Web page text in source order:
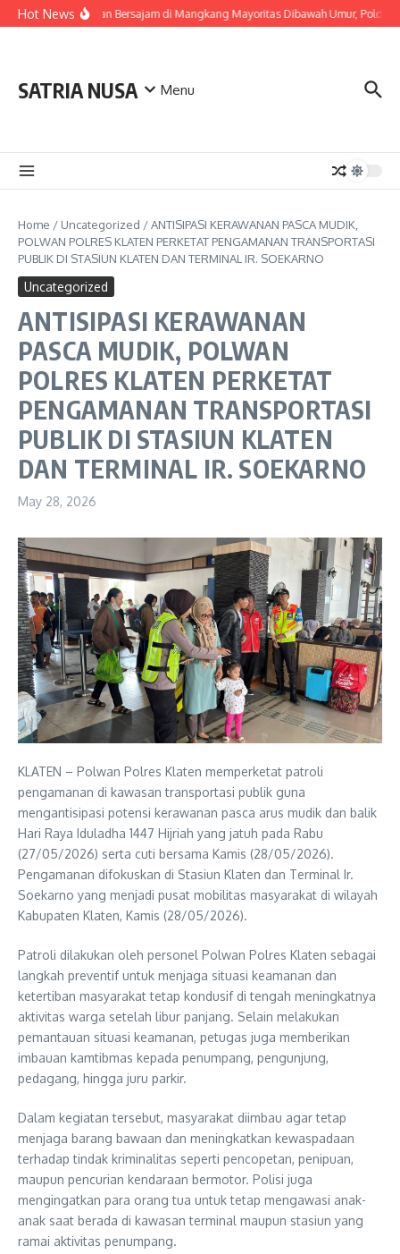
Skip to content
Hot News
Pelaku Tawuran Bersajam di Mangkang Mayoritas Dibawah Umur, Polda
SATRIA NUSA Menu
Home / Uncategorized /ANTISIPASI KERAWANAN PASCA MUDIK,
POLWAN POLRES KLATEN PERKETAT PENGAMANAN TRANSPORTASI
PUBLIK DI STASIUN KLATEN DAN TERMINAL IR. SOEKARNO
Uncategorized
ANTISIPASI KERAWANAN
PASCA MUDIK, POLWAN
POLRES KLATEN PERKETAT
PENGAMANAN TRANSPORTASI
PUBLIK DI STASIUN KLATEN
DAN TERMINAL IR. SOEKARNO
May 28, 2026
KLATEN – Polwan Polres Klaten memperketat patroli
pengamanan di kawasan transportasi publik guna
mengantisipasi potensi kerawanan pasca arus mudik dan balik
Hari Raya Iduladha 1447 Hijriah yang jatuh pada Rabu
(27/05/2026) serta cuti bersama Kamis (28/05/2026).
Pengamanan difokuskan di Stasiun Klaten dan Terminal Ir.
Soekarno yang menjadi pusat mobilitas masyarakat di wilayah
Kabupaten Klaten, Kamis (28/05/2026).
Patroli dilakukan oleh personel Polwan Polres Klaten sebagai
langkah preventif untuk menjaga situasi keamanan dan
ketertiban masyarakat tetap kondusif di tengah meningkatnya
aktivitas warga setelah libur panjang. Selain melakukan
pemantauan situasi keamanan, petugas juga memberikan
imbauan kamtibmas kepada penumpang, pengunjung,
pedagang, hingga juru parkir.
Dalam kegiatan tersebut, masyarakat diimbau agar tetap
menjaga barang bawaan dan meningkatkan kewaspadaan
terhadap tindak kriminalitas seperti pencopetan, penipuan,
maupun pencurian kendaraan bermotor. Polisi juga
mengingatkan para orang tua untuk tetap mengawasi anak-
anak saat berada di kawasan terminal maupun stasiun yang
ramai aktivitas penumpang.